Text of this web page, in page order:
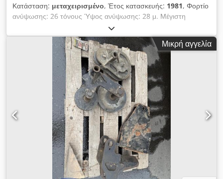
Κατάσταση: μεταχειρισμένο, Έτος κατασκευής: 1981, Φορτίο
ανύψωσης: 26 τόνους Ύψος ανύψωσης: 28 μ. Μέγιστη
προβολή: 25 μ. Τα τεχνικά δεδομένα προέρχονται από τον
κατασκευαστή ή τον χειριστή και συνεπώς δεν είναι δεσμευτικά
για εμάς. Διατηρούμε το δικαίωμα ενδιάμεσης πώλησης·
ισχύουν αποκλειστικά οι όροι εμπορίας και πώλησής μας.
Σχετικά με εμάς πάνω από 400 ιδιόκτητα μηχανήματα σε
απόθεμα πάνω από 15.000 τ.μ. αποθηκευτικών χώρων,
χωρητικότητα γερανού 70 τόνων πάνω από 10.000 είδη
αξεσουάρ για το εργαστήριό σας Chedpfxjytx R Te Agyea Εάν
θέλετε να πουλήσετε μηχανήματα, γραμμές παραγωγής ή την
επιχείρησή σας, επικοινωνήστε μαζί μας. Περισσότερες
προσφορές θα βρείτε στην ιστοσελίδα μας. Επισκέψεις είναι
δυνατές κατόπιν συνεννόησης. Σας περιμένουμε. Η ομάδα
Markus Hirsch
Μικρή αγγελία